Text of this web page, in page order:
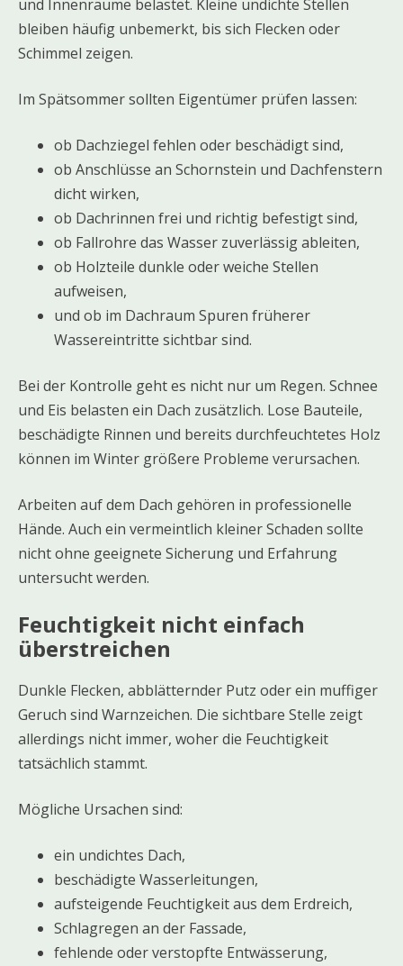
und Innenräume belastet. Kleine undichte Stellen
bleiben häufig unbemerkt, bis sich Flecken oder
Schimmel zeigen.
Im Spätsommer sollten Eigentümer prüfen lassen:
ob Dachziegel fehlen oder beschädigt sind,
ob Anschlüsse an Schornstein und Dachfenstern
dicht wirken,
ob Dachrinnen frei und richtig befestigt sind,
ob Fallrohre das Wasser zuverlässig ableiten,
ob Holzteile dunkle oder weiche Stellen
aufweisen,
und ob im Dachraum Spuren früherer
Wassereintritte sichtbar sind.
Bei der Kontrolle geht es nicht nur um Regen. Schnee
und Eis belasten ein Dach zusätzlich. Lose Bauteile,
beschädigte Rinnen und bereits durchfeuchtetes Holz
können im Winter größere Probleme verursachen.
Arbeiten auf dem Dach gehören in professionelle
Hände. Auch ein vermeintlich kleiner Schaden sollte
nicht ohne geeignete Sicherung und Erfahrung
untersucht werden.
Feuchtigkeit nicht einfach
überstreichen
Dunkle Flecken, abblätternder Putz oder ein muffiger
Geruch sind Warnzeichen. Die sichtbare Stelle zeigt
allerdings nicht immer, woher die Feuchtigkeit
tatsächlich stammt.
Mögliche Ursachen sind:
ein undichtes Dach,
beschädigte Wasserleitungen,
aufsteigende Feuchtigkeit aus dem Erdreich,
Schlagregen an der Fassade,
fehlende oder verstopfte Entwässerung,